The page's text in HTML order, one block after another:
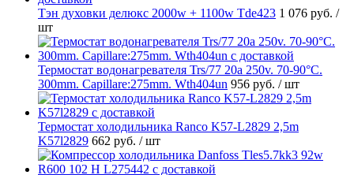
Тэн духовки делюкс 2000w + 1100w Tde423 1 076 руб. /
шт
Термостат водонагревателя Trs/77 20a 250v. 70-90°C.
300mm. Capillare:275mm. Wth404un 956 руб. / шт
Термостат холодильника Ranco K57-L2829 2,5m
K57l2829 662 руб. / шт